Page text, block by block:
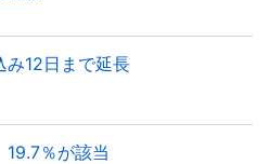
み12日まで延長
％が該当